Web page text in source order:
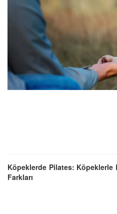
Köpeklerde Pilates:
Farkları